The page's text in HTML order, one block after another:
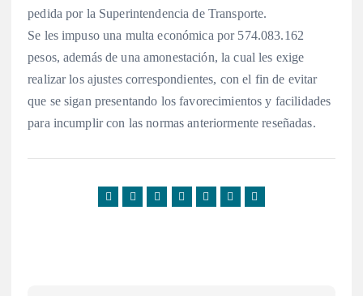
pedida por la Superintendencia de Transporte.
Se les impuso una multa económica por 574.083.162
pesos, además de una amonestación, la cual les exige
realizar los ajustes correspondientes, con el fin de evitar
que se sigan presentando los favorecimientos y facilidades
para incumplir con las normas anteriormente reseñadas.